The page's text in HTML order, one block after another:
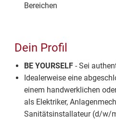
Bereichen
Dein Profil
BE YOURSELF - Sei
Idealerweise eine
einem handwerklichen
als Elektriker,
Sanitätsinstallateur (d/w/